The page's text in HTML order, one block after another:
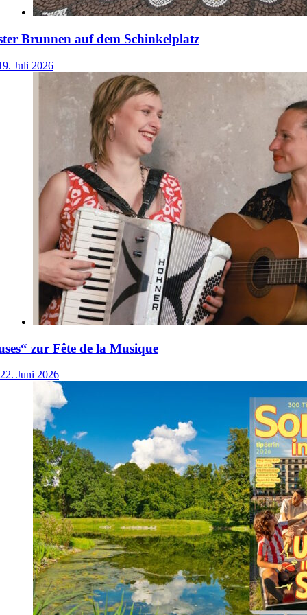
Brunnen auf dem Schinkelplatz
Juli 2026
zur Fête de la Musique
22. Juni 2026